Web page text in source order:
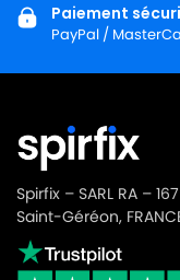
Paiement
PayPal /
Spirfix – SARL RA –
Saint-Géréon,